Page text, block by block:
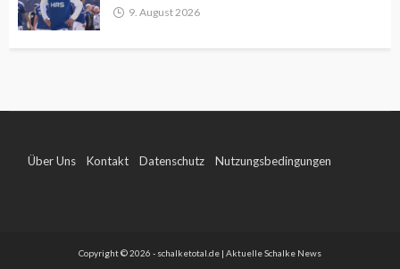
9. August 2026
Über Uns Kontakt Datenschutz Nutzungsbedingungen
Copyright © 2026 - schalketotal.de | Aktuelle Schalke News